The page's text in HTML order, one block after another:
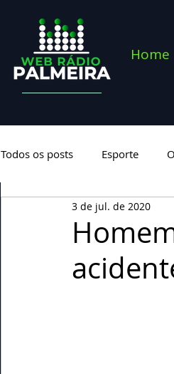
Home
Todos os posts Esporte
Geral Nova
3 de jul. de 2020